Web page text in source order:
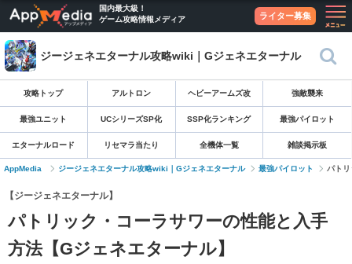
国内最大級！
ゲーム攻略情報メディア
ライター募集
ジージェネエターナル攻略wiki｜Gジェネエターナル
攻略トップ アルトロン ヘビーアームズ改 強敵襲来
最強ユニット UCシリーズSP化 SSP化ランキング 最強パイロット
エターナルロード リセマラ当たり 全機体一覧 雑談掲示板
AppMedia ジージェネエターナル攻略wiki｜Gジェネエターナル 最強パイロット パトリ
【ジージェネエターナル】
パトリック・コーラサワーの性能と入手
方法【Gジェネエターナル】